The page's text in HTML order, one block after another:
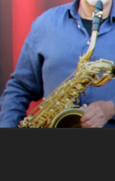
springen